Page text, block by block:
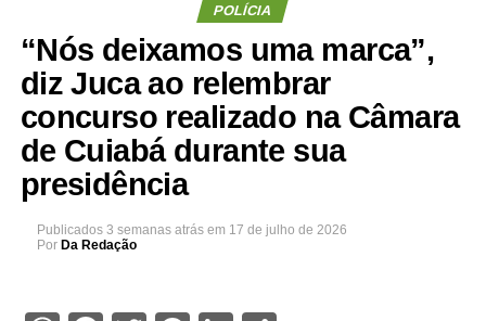
POLÍCIA
“Nós deixamos uma marca”,
diz Juca ao relembrar
concurso realizado na Câmara
de Cuiabá durante sua
presidência
Publicados 3 semanas atrás em 17 de julho de 2026
Por Da Redação